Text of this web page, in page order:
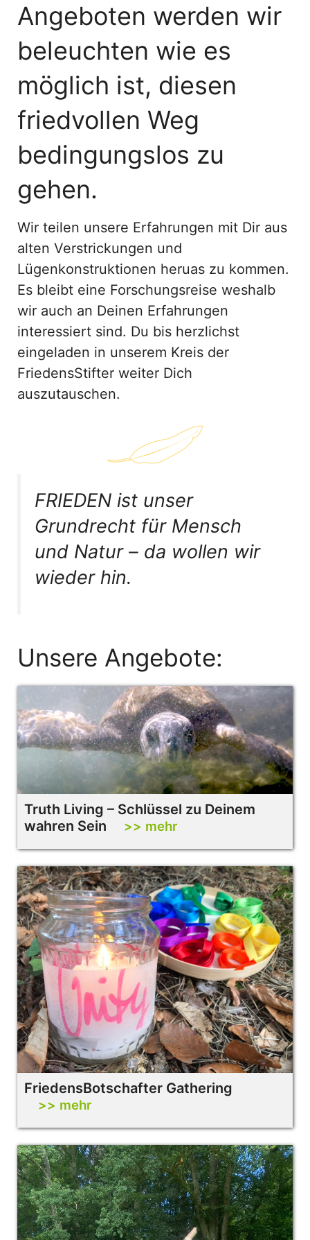
Angeboten werden wir
beleuchten wie es
möglich ist, diesen
friedvollen Weg
bedingungslos zu
gehen.
Wir teilen unsere Erfahrungen mit Dir aus
alten Verstrickungen und
Lügenkonstruktionen heruas zu kommen.
Es bleibt eine Forschungsreise weshalb
wir auch an Deinen Erfahrungen
interessiert sind. Du bis herzlichst
eingeladen in unserem Kreis der
FriedensStifter weiter Dich
auszutauschen.
FRIEDEN ist unser
Grundrecht für Mensch
und Natur – da wollen wir
wieder hin.
Unsere Angebote:
Truth Living – Schlüssel zu Deinem
wahren Sein
>> mehr
FriedensBotschafter Gathering
>> mehr